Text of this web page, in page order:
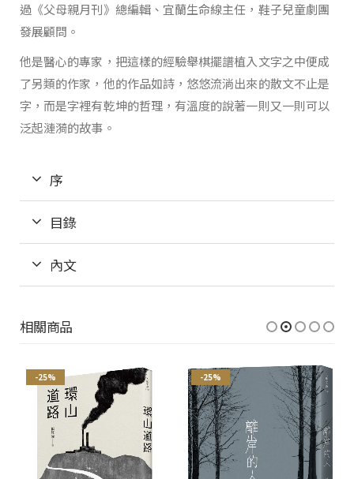
過《父母親月刊》總編輯、宜蘭生命線主任，鞋子兒童劇團
發展顧問。
他是醫心的專家，把這樣的經驗舉棋擺譜植入文字之中便成
了另類的作家，他的作品如詩，悠悠流淌出來的散文不止是
字，而是字裡有乾坤的哲理，有溫度的說著一則又一則可以
泛起漣漪的故事。
序
目錄
內文
相關商品
-25% -25%